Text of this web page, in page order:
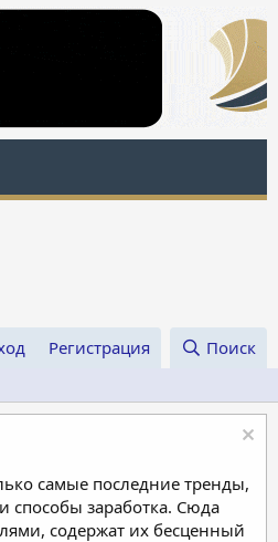
Регистрация Поиск
самые последние тренды,
способы заработка. Сюда
содержат их бесценный